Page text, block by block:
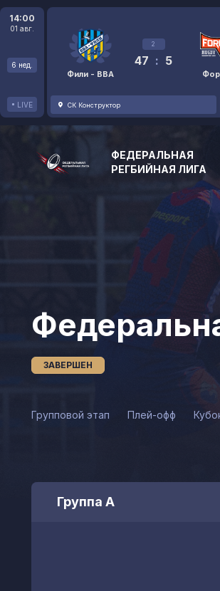
14:00
01 авг.
6 нед.
LIVE
Фили - ВВА
2
47 : 5
СК Конструктор
ФЕДЕРАЛЬНАЯ
РЕГБИЙНАЯ ЛИГА
ЗАВЕРШЕН
Групповой этап Плей-офф
Группа А